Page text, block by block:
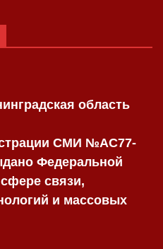
область
СМИ №AC77-
Федеральной
связи,
и массовых